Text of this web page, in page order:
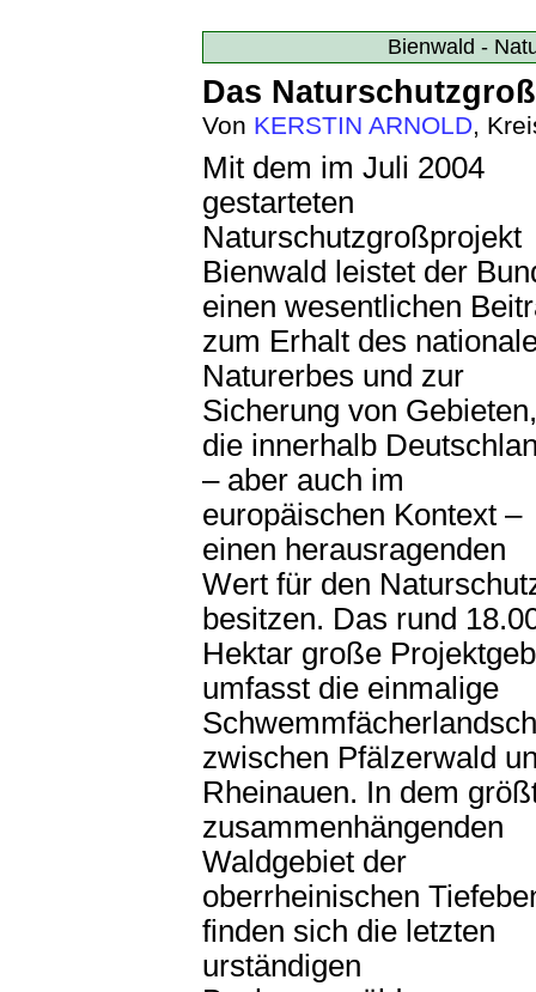
Bienwald -
Das
Von KERSTIN ARNOLD,
Mit dem im Juli 2004
gestarteten
Naturschutzgroßprojekt
Bienwald leistet der
einen wesentlichen
zum Erhalt des
Naturerbes und zur
Sicherung von Gebieten,
die innerhalb
– aber auch im
europäischen Kontext –
einen herausragenden
Wert für den
besitzen. Das rund
Hektar große
umfasst die einmalige
zwischen Pfälzerwald
Rheinauen. In dem
zusammenhängenden
Waldgebiet der
oberrheinischen
finden sich die letzten
urständigen